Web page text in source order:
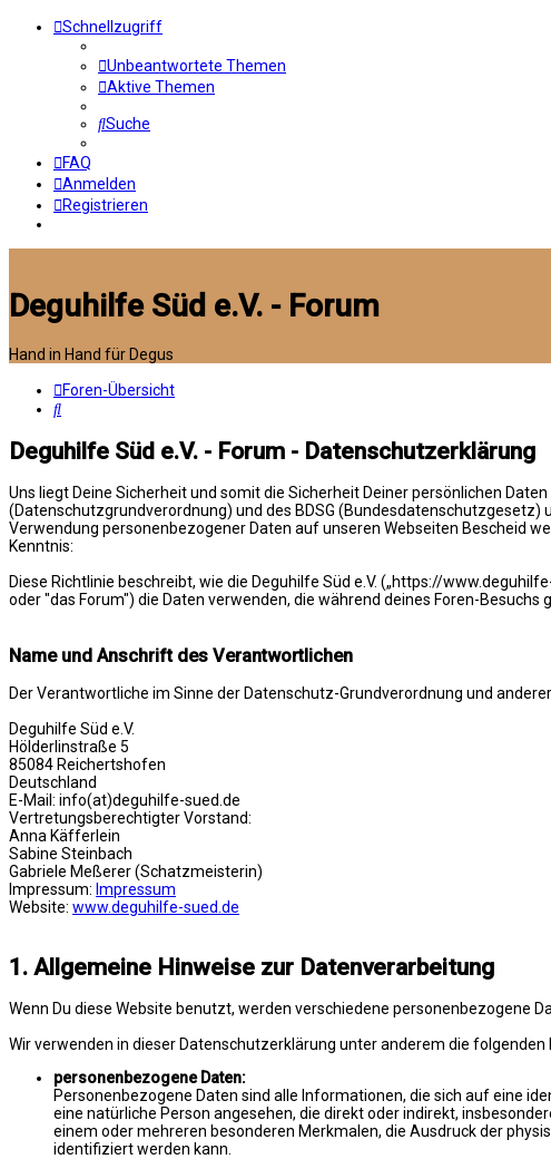
Schnellzugriff
Unbeantwortete Themen
Aktive Themen
Suche
FAQ
Anmelden
Registrieren
Deguhilfe Süd e.V. - Forum
Hand in Hand für Degus
Foren-Übersicht
Suche
Deguhilfe Süd e.V. - Forum - Datenschutzerklärung
Uns liegt Deine Sicherheit und somit die Sicherheit Deiner persönlichen
(Datenschutzgrundverordnung) und des BDSG (Bundesdatenschutzgesetz)
Verwendung personenbezogener Daten auf unseren Webseiten Bescheid
Kenntnis:
Diese Richtlinie beschreibt, wie die Deguhilfe Süd e.V. („https://
oder "das Forum") die Daten verwenden, die während deines Foren-Besuchs
Name und Anschrift des Verantwortlichen
Der Verantwortliche im Sinne der Datenschutz-Grundverordnung und
Deguhilfe Süd e.V.
Hölderlinstraße 5
85084 Reichertshofen
Deutschland
E-Mail: info(at)deguhilfe-sued.de
Vertretungsberechtigter Vorstand:
Anna Käfferlein
Sabine Steinbach
Gabriele Meßerer (Schatzmeisterin)
Impressum: Impressum
Website: www.deguhilfe-sued.de
1. Allgemeine Hinweise zur Datenverarbeitung
Wenn Du diese Website benutzt, werden verschiedene personenbezogene
Wir verwenden in dieser Datenschutzerklärung unter anderem die folgenden
personenbezogene Daten:
Personenbezogene Daten sind alle Informationen, die sich auf eine
eine natürliche Person angesehen, die direkt oder indirekt,
einem oder mehreren besonderen Merkmalen, die Ausdruck der
identifiziert werden kann.